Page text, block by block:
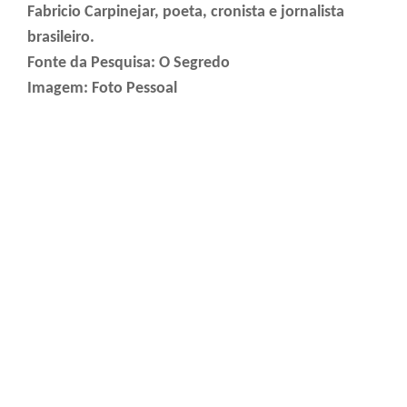
Fabricio Carpinejar, poeta, cronista e jornalista
brasileiro.
Fonte da Pesquisa: O Segredo
Imagem: Foto Pessoal